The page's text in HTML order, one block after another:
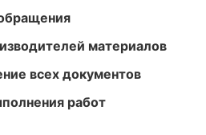
материалов
всех документов
работ